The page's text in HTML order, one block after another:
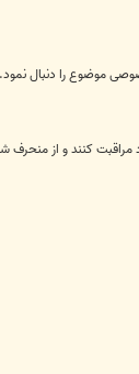
موضوع را دنبال
کنند و از منحرف